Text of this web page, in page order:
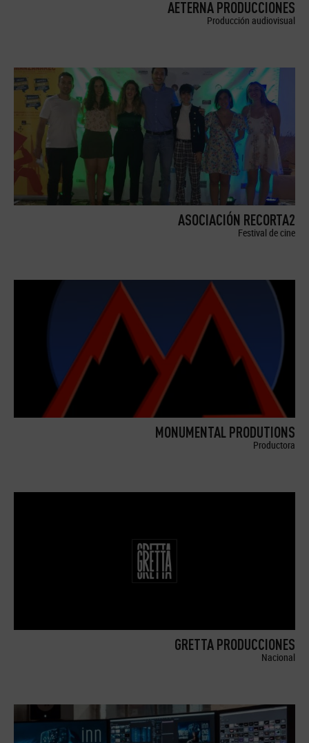
AETERNA PRODUCCIONES
Producción audiovisual
ASOCIACIÓN RECORTA2
Festival de cine
MONUMENTAL PRODUTIONS
Productora
GRETTA PRODUCCIONES
Nacional